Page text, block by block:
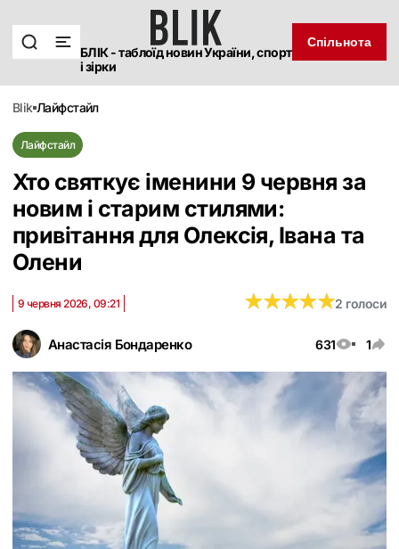
БЛІК - таблоїд новин України, спорт
і зірки
Спільнота
blik лайфстайл
Лайфстайл
Хто святкує іменини 9 червня за
новим і старим стилями:
привітання для Олексія, Івана та
Олени
Анастасія Бондаренко 631 1
9 червня 2026, 09:21 ★★★★★
★★★★★2 голоси